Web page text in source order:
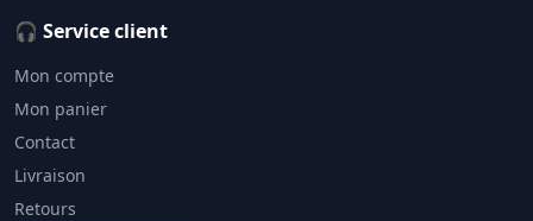
🎧 Service client
Mon compte
Mon panier
Contact
Livraison
Retours